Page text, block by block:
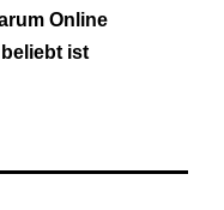
Online
ist